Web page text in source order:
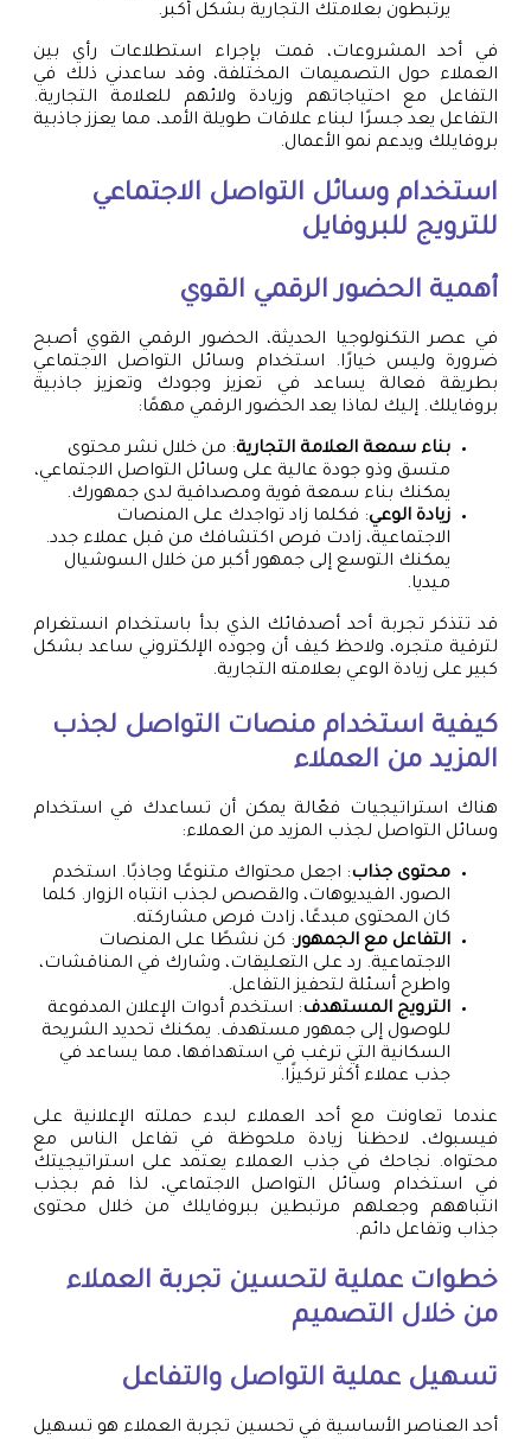
يرتبطون بعلامتك التجارية بشكل أكبر.
في أحد المشروعات، قمت بإجراء استطلاعات رأي بين
العملاء حول التصميمات المختلفة، وقد ساعدني ذلك في
التفاعل مع احتياجاتهم وزيادة ولائهم للعلامة التجارية.
التفاعل يعد جسرًا لبناء علاقات طويلة الأمد، مما يعزز جاذبية
بروفايلك ويدعم نمو الأعمال.
استخدام وسائل التواصل الاجتماعي
للترويج للبروفايل
أهمية الحضور الرقمي القوي
في عصر التكنولوجيا الحديثة، الحضور الرقمي القوي أصبح
ضرورة وليس خيارًا. استخدام وسائل التواصل الاجتماعي
بطريقة فعالة يساعد في تعزيز وجودك وتعزيز جاذبية
بروفايلك. إليك لماذا يعد الحضور الرقمي مهمًا:
بناء سمعة العلامة التجارية: من خلال نشر محتوى
متسق وذو جودة عالية على وسائل التواصل الاجتماعي،
يمكنك بناء سمعة قوية ومصداقية لدى جمهورك.
زيادة الوعي: فكلما زاد تواجدك على المنصات
الاجتماعية، زادت فرص اكتشافك من قبل عملاء جدد.
يمكنك التوسع إلى جمهور أكبر من خلال السوشيال
ميديا.
قد تتذكر تجربة أحد أصدقائك الذي بدأ باستخدام انستغرام
لترقية متجره، ولاحظ كيف أن وجوده الإلكتروني ساعد بشكل
كبير على زيادة الوعي بعلامته التجارية.
كيفية استخدام منصات التواصل لجذب
المزيد من العملاء
هناك استراتيجيات فعّالة يمكن أن تساعدك في استخدام
وسائل التواصل لجذب المزيد من العملاء:
محتوى جذاب: اجعل محتواك متنوعًا وجاذبًا. استخدم
الصور، الفيديوهات، والقصص لجذب انتباه الزوار. كلما
كان المحتوى مبدعًا، زادت فرص مشاركته.
التفاعل مع الجمهور: كن نشطًا على المنصات
الاجتماعية. رد على التعليقات، وشارك في المناقشات،
واطرح أسئلة لتحفيز التفاعل.
الترويج المستهدف: استخدم أدوات الإعلان المدفوعة
للوصول إلى جمهور مستهدف. يمكنك تحديد الشريحة
السكانية التي ترغب في استهدافها، مما يساعد في
جذب عملاء أكثر تركيزًا.
عندما تعاونت مع أحد العملاء لبدء حملته الإعلانية على
فيسبوك، لاحظنا زيادة ملحوظة في تفاعل الناس مع
محتواه. نجاحك في جذب العملاء يعتمد على استراتيجيتك
في استخدام وسائل التواصل الاجتماعي، لذا قم بجذب
انتباههم وجعلهم مرتبطين ببروفايلك من خلال محتوى
جذاب وتفاعل دائم.
خطوات عملية لتحسين تجربة العملاء
من خلال التصميم
تسهيل عملية التواصل والتفاعل
أحد العناصر الأساسية في تحسين تجربة العملاء هو تسهيل